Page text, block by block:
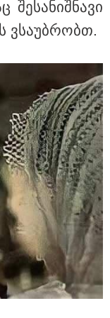
ლარიდან
ვსა­უბ­რობთ.